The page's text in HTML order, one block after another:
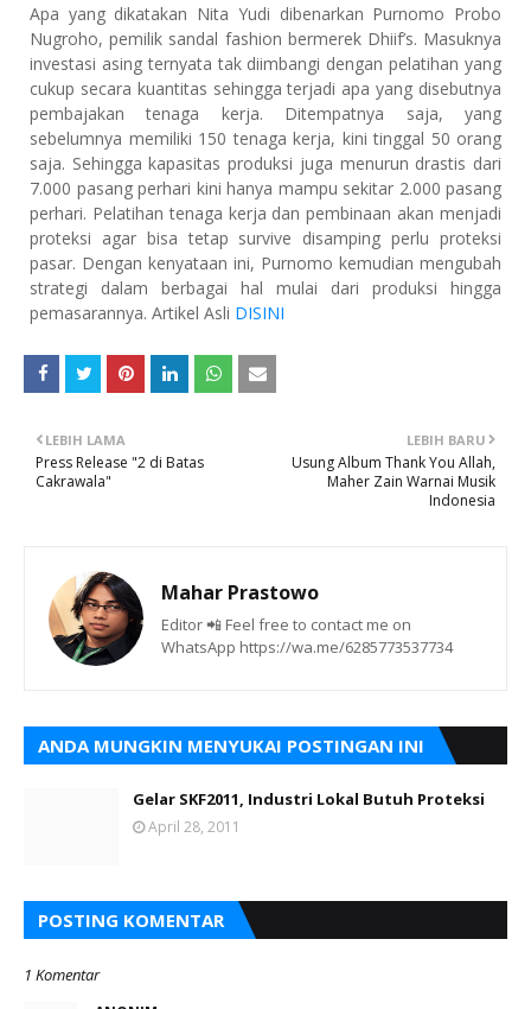
Apa yang dikatakan Nita Yudi dibenarkan Purnomo Probo
Nugroho, pemilik sandal fashion bermerek Dhiif’s. Masuknya
investasi asing ternyata tak diimbangi dengan pelatihan yang
cukup secara kuantitas sehingga terjadi apa yang disebutnya
pembajakan tenaga kerja. Ditempatnya saja, yang
sebelumnya memiliki 150 tenaga kerja, kini tinggal 50 orang
saja. Sehingga kapasitas produksi juga menurun drastis dari
7.000 pasang perhari kini hanya mampu sekitar 2.000 pasang
perhari. Pelatihan tenaga kerja dan pembinaan akan menjadi
proteksi agar bisa tetap survive disamping perlu proteksi
pasar. Dengan kenyataan ini, Purnomo kemudian mengubah
strategi dalam berbagai hal mulai dari produksi hingga
pemasarannya. Artikel Asli DISINI
LEBIH BARU
Usung Album Thank You Allah,
Maher Zain Warnai Musik
Indonesia
LEBIH LAMA
Press Release "2 di Batas
Cakrawala"
Mahar Prastowo
Editor 📲 Feel free to contact me on
WhatsApp https://wa.me/6285773537734
ANDA MUNGKIN MENYUKAI POSTINGAN INI
Gelar SKF2011, Industri Lokal Butuh Proteksi
April 28, 2011
POSTING KOMENTAR
1 Komentar